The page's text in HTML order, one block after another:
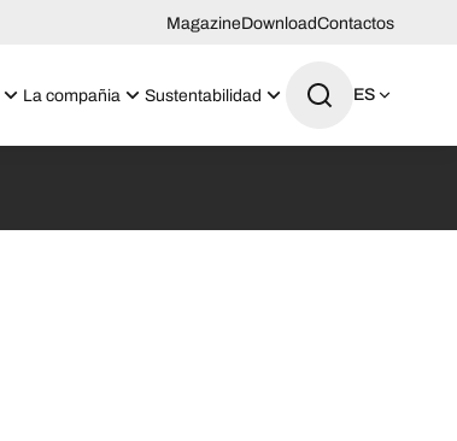
MagazineDownloadContactos
La compañia Sustentabilidad ES